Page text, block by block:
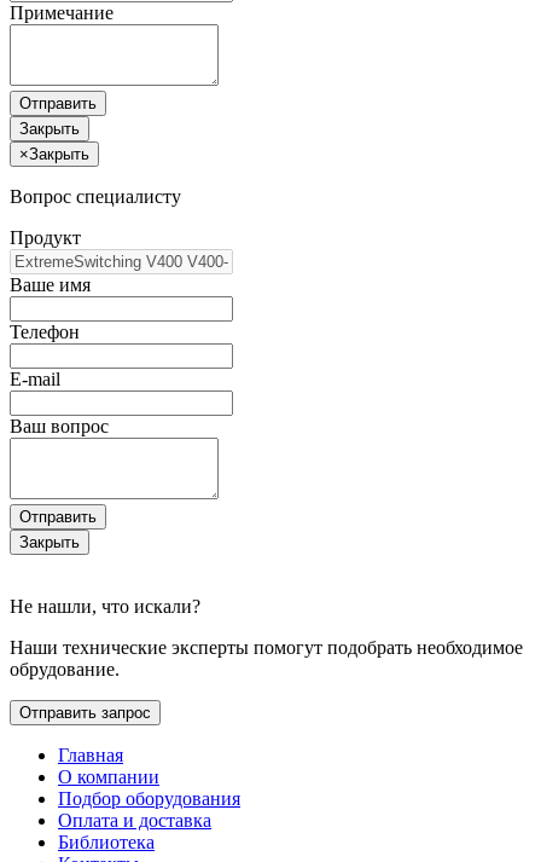
Примечание
Отправить
Закрыть
×Закрыть
Вопрос специалисту
Продукт
Ваше имя
Телефон
E-mail
Ваш вопрос
Отправить
Закрыть
Не нашли, что искали?
Наши технические эксперты помогут подобрать необходимое
обрудование.
Отправить запрос
Главная
О компании
Подбор оборудования
Оплата и доставка
Библиотека